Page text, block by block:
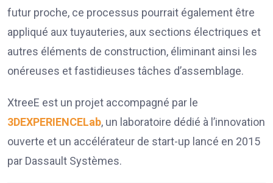
futur proche, ce processus pourrait également être
appliqué aux tuyauteries, aux sections électriques et
autres éléments de construction, éliminant ainsi les
onéreuses et fastidieuses tâches d’assemblage.
XtreeE est un projet accompagné par le
3DEXPERIENCELab, un laboratoire dédié à l’innovation
ouverte et un accélérateur de start-up lancé en 2015
par Dassault Systèmes.